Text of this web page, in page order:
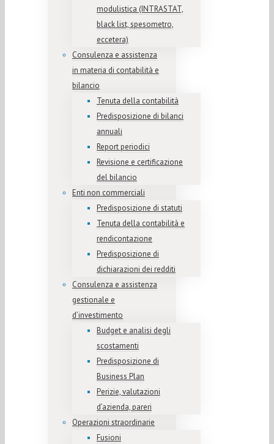
modulistica (INTRASTAT,
black list, spesometro,
eccetera)
Consulenza e assistenza
in materia di contabilità e
bilancio
Tenuta della contabilità
Predisposizione di bilanci
annuali
Report periodici
Revisione e certificazione
del bilancio
Enti non commerciali
Predisposizione di statuti
Tenuta della contabilità e
rendicontazione
Predisposizione di
dichiarazioni dei redditi
Consulenza e assistenza
gestionale e
d’investimento
Budget e analisi degli
scostamenti
Predisposizione di
Business Plan
Perizie, valutazioni
d’azienda, pareri
Operazioni straordinarie
Fusioni